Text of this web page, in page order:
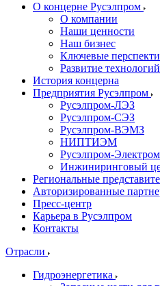
О концерне Русэлпром
О компании
Наши ценности
Наш бизнес
Ключевые
Развитие технологий
История концерна
Предприятия Русэлпром
Русэлпром-ЛЭЗ
Русэлпром-СЭЗ
Русэлпром-ВЭМЗ
НИПТИЭМ
Русэлпром-
Инжиниринговый
Региональные
Авторизированные
Пресс-центр
Карьера в Русэлпром
Контакты
Отрасли
Гидроэнергетика